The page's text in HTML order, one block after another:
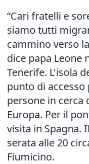
“Cari fratelli e
siamo tutti
cammino verso
dice papa Leone
Tenerife. L'isola
punto di
persone in cerca
Europa. Per il
visita in Spagna.
serata alle 20
Fiumicino.